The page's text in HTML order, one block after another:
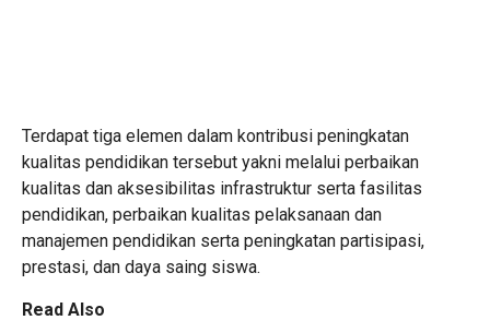
Terdapat tiga elemen dalam kontribusi peningkatan
kualitas pendidikan tersebut yakni melalui perbaikan
kualitas dan aksesibilitas infrastruktur serta fasilitas
pendidikan, perbaikan kualitas pelaksanaan dan
manajemen pendidikan serta peningkatan partisipasi,
prestasi, dan daya saing siswa.
Read Also